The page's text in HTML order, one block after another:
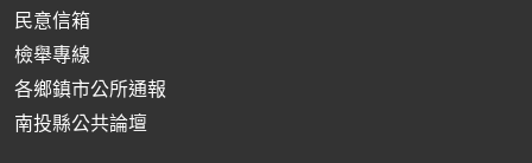
民意信箱
檢舉專線
各鄉鎮市公所通報
南投縣公共論壇